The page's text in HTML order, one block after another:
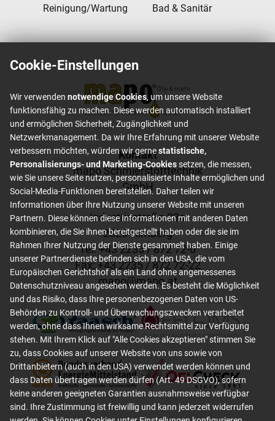
Reinigung/Wartung
Bad & Sanitär
Footer content
Kontakt
mapo Schmierstofftechnik
GmbH
Industriestraße 23a
2325 Himberg
Tel: +43 2235 / 872 72-0
Fax: +43 2235 / 872 72-22
mapo@mapo.at
Cookie-Einstellungen
Wir verwenden notwendige Cookies, um unsere Website
funktionsfähig zu machen. Diese werden automatisch installiert
und ermöglichen Sicherheit, Zugänglichkeit und
Netzwerkmanagement. Da wir Ihre Erfahrung mit unserer Website
verbessern möchten, würden wir gernestatistische,
Personalisierungs- und Marketing-Cookiessetzen, die messen,
wie Sie unsere Seite nutzen, personalisierte Inhalte ermöglichen und
Social-Media-Funktionen bereitstellen. Daher teilen wir
Informationen über Ihre Nutzung unserer Website mit unseren
Partnern. Diese können diese Informationen mit anderen Daten
kombinieren, die Sie ihnen bereitgestellt haben oder die sie im
Rahmen Ihrer Nutzung der Dienste gesammelt haben. Einige
unserer Partnerdienste befinden sich in den USA, die vom
Europäischen Gerichtshof als ein Land ohne angemessenes
Datenschutzniveau angesehen werden. Es besteht die Möglichkeit
und das Risiko, dass Ihre personenbezogenen Daten von US-
Behörden zu Kontroll- und Überwachungszwecken verarbeitet
werden, ohne dass Ihnen wirksame Rechtsmittel zur Verfügung
stehen. Mit Ihrem Klick auf "Alle Cookies akzeptieren" stimmen Sie
zu, dass Cookies auf unserer Website von uns sowie von
Drittanbietern (auch in den USA) verwendet werden können und
dass Daten übertragen werden dürfen (Art. 49 DSGVO), sofern
keine anderen geeigneten Garantien ausnahmsweise verfügbar
sind. Ihre Zustimmung ist freiwillig und kann jederzeit widerrufen